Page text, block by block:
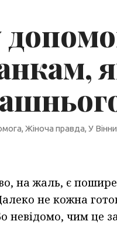
, Жіноча правда, У
на жаль, є
не кожна
невідомо, чим це